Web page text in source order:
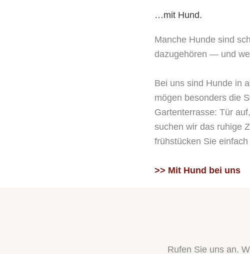
…mit Hund.
Manche Hunde sind
dazugehören — und
Bei uns sind Hunde in
mögen besonders die
Gartenterrasse: Tür
suchen wir das ruhige
frühstücken Sie
>> Mit Hund bei uns
Rufen Sie uns an.